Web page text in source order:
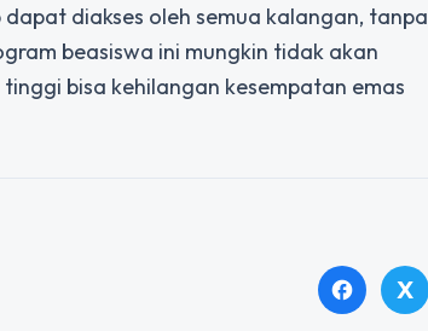
diakses oleh semua kalangan, tanpa
beasiswa ini mungkin tidak akan
bisa kehilangan kesempatan emas
facebook X